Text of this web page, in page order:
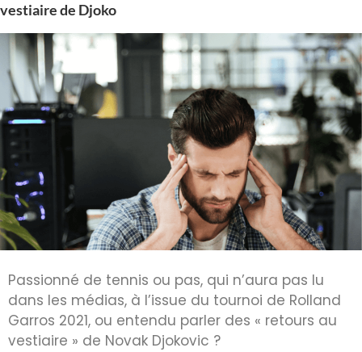
vestiaire de Djoko
Passionné de tennis ou pas, qui n’aura pas lu
dans les médias, à l’issue du tournoi de Rolland
Garros 2021, ou entendu parler des « retours au
vestiaire » de Novak Djokovic ?